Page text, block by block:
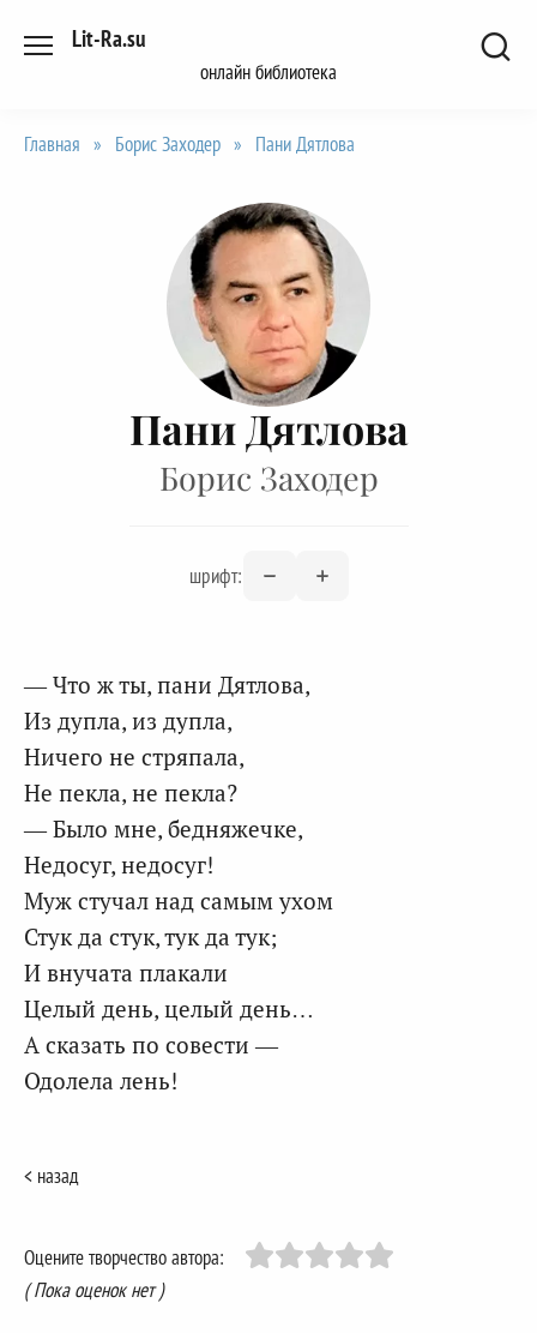
Lit-Ra.su
онлайн библиотека
Главная » Борис Заходер » Пани Дятлова
Пани Дятлова
Борис Заходер
шрифт:
— Что ж ты, пани Дятлова,
Из дупла, из дупла,
Ничего не стряпала,
Не пекла, не пекла?
— Было мне, бедняжечке,
Недосуг, недосуг!
Муж стучал над самым ухом
Стук да стук, тук да тук;
И внучата плакали
Целый день, целый день…
А сказать по совести —
Одолела лень!
< назад
Оцените творчество автора:
( Пока оценок нет )